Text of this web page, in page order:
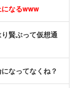
になるwww
賢ぶって仮想通
なってなくね？